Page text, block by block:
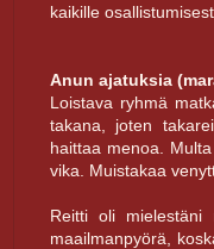
kaikille
Anun ajatuksia
Loistava ryhmä
takana, joten
haittaa menoa.
vika. Muistakaa
Reitti oli mielestäni
maailmanpyörä,